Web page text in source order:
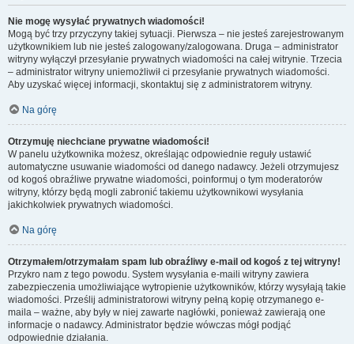
Nie mogę wysyłać prywatnych wiadomości!
Mogą być trzy przyczyny takiej sytuacji. Pierwsza – nie jesteś zarejestrowanym
użytkownikiem lub nie jesteś zalogowany/zalogowana. Druga – administrator
witryny wyłączył przesyłanie prywatnych wiadomości na całej witrynie. Trzecia
– administrator witryny uniemożliwił ci przesyłanie prywatnych wiadomości.
Aby uzyskać więcej informacji, skontaktuj się z administratorem witryny.
Na górę
Otrzymuję niechciane prywatne wiadomości!
W panelu użytkownika możesz, określając odpowiednie reguły ustawić
automatyczne usuwanie wiadomości od danego nadawcy. Jeżeli otrzymujesz
od kogoś obraźliwe prywatne wiadomości, poinformuj o tym moderatorów
witryny, którzy będą mogli zabronić takiemu użytkownikowi wysyłania
jakichkolwiek prywatnych wiadomości.
Na górę
Otrzymałem/otrzymałam spam lub obraźliwy e-mail od kogoś z tej witryny!
Przykro nam z tego powodu. System wysyłania e-maili witryny zawiera
zabezpieczenia umożliwiające wytropienie użytkowników, którzy wysyłają takie
wiadomości. Prześlij administratorowi witryny pełną kopię otrzymanego e-
maila – ważne, aby były w niej zawarte nagłówki, ponieważ zawierają one
informacje o nadawcy. Administrator będzie wówczas mógł podjąć
odpowiednie działania.